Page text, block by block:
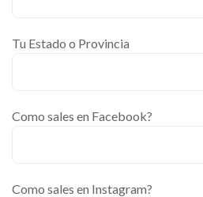
Tu Estado o Provincia
Como sales en Facebook?
Como sales en Instagram?